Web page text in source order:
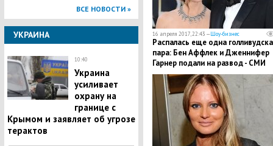
ВСЕ НОВОСТИ »
УКРАИНА
10:40
Украина
усиливает
охрану на
границе с
Крымом и заявляет об угрозе
терактов
16 апреля 2017, 22:43 —Шоу-бизнес
Распалась еще одна
пара: Бен Аффлек и Дженнифер
Гарнер подали на развод - СМИ